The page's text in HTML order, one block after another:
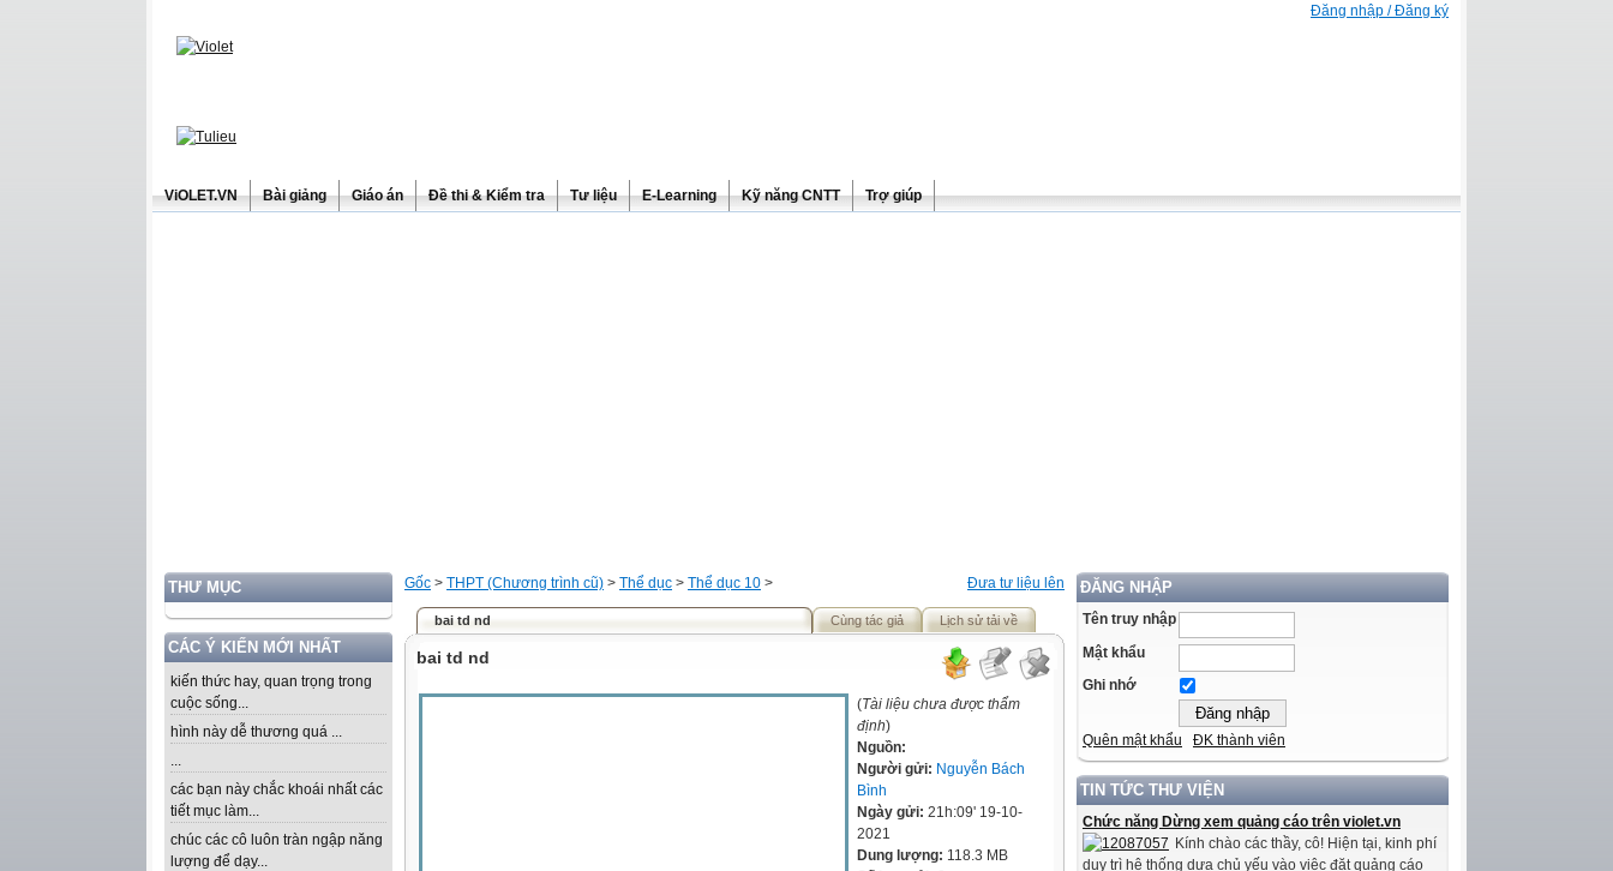
Đăng nhập / Đăng ký
ViOLET.VN Bài giảng Giáo án Đề thi & Kiểm tra Tư liệu E-Learning Kỹ năng CNTT Trợ giúp
THƯ MỤC
CÁC Ý KIẾN MỚI NHẤT
kiến thức hay, quan trọng trong
cuộc sống...
hình này dễ thương quá ...
...
các bạn này chắc khoái nhất các
tiết mục làm...
chúc các cô luôn tràn ngập năng
lượng để dạy...
ĐĂNG NHẬP
Tên truy nhập
Mật khẩu
Ghi nhớ
Quên mật khẩu ĐK thành viên
TIN TỨC THƯ VIỆN
Chức năng Dừng xem quảng cáo trên violet.vn
Kính chào các thầy, cô! Hiện tại, kinh phí
duy trì hệ thống dựa chủ yếu vào việc đặt quảng cáo
Đưa tư liệu lên
Gốc > THPT (Chương trình cũ) > Thể dục > Thể dục 10 >
bai td nd Cùng tác giả Lịch sử tải về
bai td nd
(Tài liệu chưa được thẩm
định)
Nguồn:
Người gửi: Nguyễn Bách
Bình
Ngày gửi: 21h:09' 19-10-
2021
Dung lượng: 118.3 MB